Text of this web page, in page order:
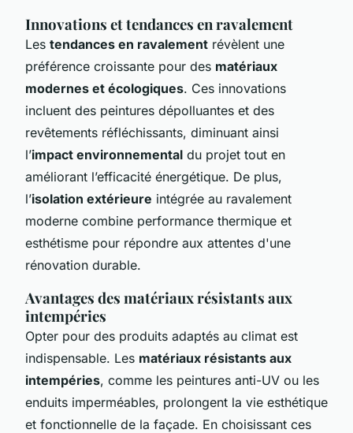
Innovations et tendances en ravalement
Les tendances en ravalement révèlent une
préférence croissante pour des matériaux
modernes et écologiques. Ces innovations
incluent des peintures dépolluantes et des
revêtements réfléchissants, diminuant ainsi
l’impact environnemental du projet tout en
améliorant l’efficacité énergétique. De plus,
l’isolation extérieure intégrée au ravalement
moderne combine performance thermique et
esthétisme pour répondre aux attentes d'une
rénovation durable.
Avantages des matériaux résistants aux
intempéries
Opter pour des produits adaptés au climat est
indispensable. Les matériaux résistants aux
intempéries, comme les peintures anti-UV ou les
enduits imperméables, prolongent la vie esthétique
et fonctionnelle de la façade. En choisissant ces